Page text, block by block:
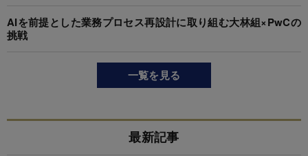
AIを前提とした業務プロセス再設計に取り組む大林組×PwCの
挑戦
一覧を見る
最新記事